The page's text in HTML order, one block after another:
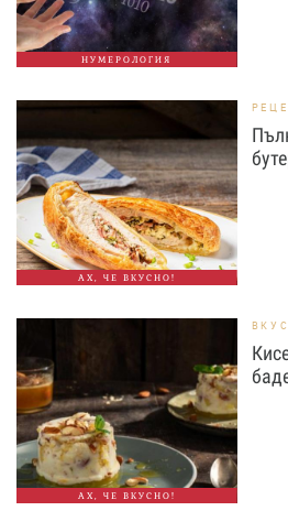
НУМЕРОЛОГИЯ
АХ, ЧЕ ВКУСНО!
АХ, ЧЕ ВКУСНО!